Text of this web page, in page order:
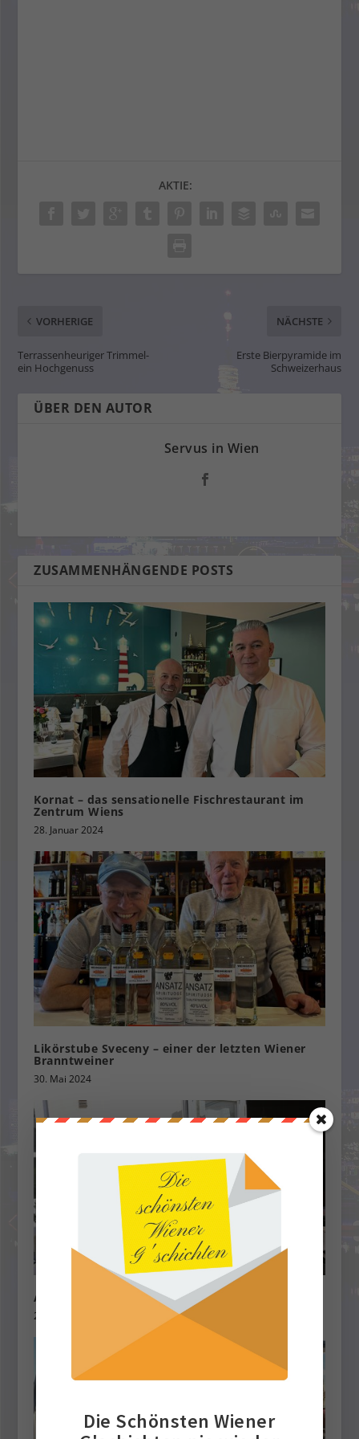
AKTIE:
VORHERIGE
Terrassenheuriger Trimmel-
ein Hochgenuss
NÄCHSTE
Erste Bierpyramide im
Schweizerhaus
ÜBER DEN AUTOR
Servus in Wien
ZUSAMMENHÄNGENDE POSTS
Kornat – das sensationelle Fischrestaurant im
Zentrum Wiens
28. Januar 2024
Likörstube Sveceny – einer der letzten Wiener
Branntweiner
30. Mai 2024
Altwiener Gasthaus vom Feinsten!
26. Mai 2025
Die Schönsten Wiener